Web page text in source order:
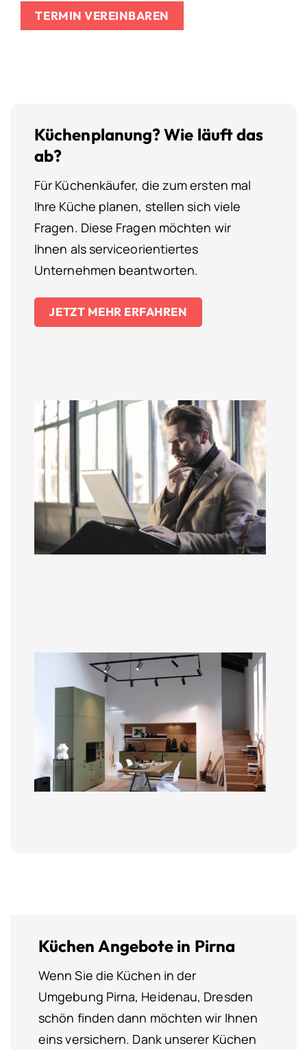
TERMIN VEREINBAREN
Küchenplanung? Wie läuft das
ab?
Für Küchenkäufer, die zum ersten mal
Ihre Küche planen, stellen sich viele
Fragen. Diese Fragen möchten wir
Ihnen als serviceorientiertes
Unternehmen beantworten.
JETZT MEHR ERFAHREN
Küchen Angebote in Pirna
Wenn Sie die Küchen in der
Umgebung Pirna, Heidenau, Dresden
schön finden dann möchten wir Ihnen
eins versichern. Dank unserer Küchen